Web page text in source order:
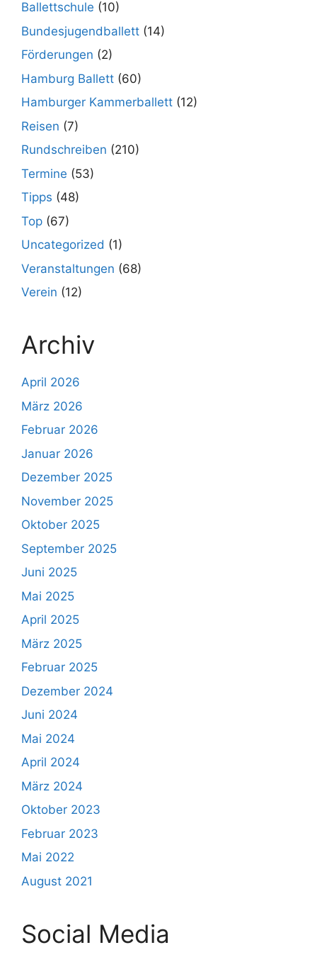
Ballettschule (10)
Bundesjugendballett (14)
Förderungen (2)
Hamburg Ballett (60)
Hamburger Kammerballett (12)
Reisen (7)
Rundschreiben (210)
Termine (53)
Tipps (48)
Top (67)
Uncategorized (1)
Veranstaltungen (68)
Verein (12)
Archiv
April 2026
März 2026
Februar 2026
Januar 2026
Dezember 2025
November 2025
Oktober 2025
September 2025
Juni 2025
Mai 2025
April 2025
März 2025
Februar 2025
Dezember 2024
Juni 2024
Mai 2024
April 2024
März 2024
Oktober 2023
Februar 2023
Mai 2022
August 2021
Social Media